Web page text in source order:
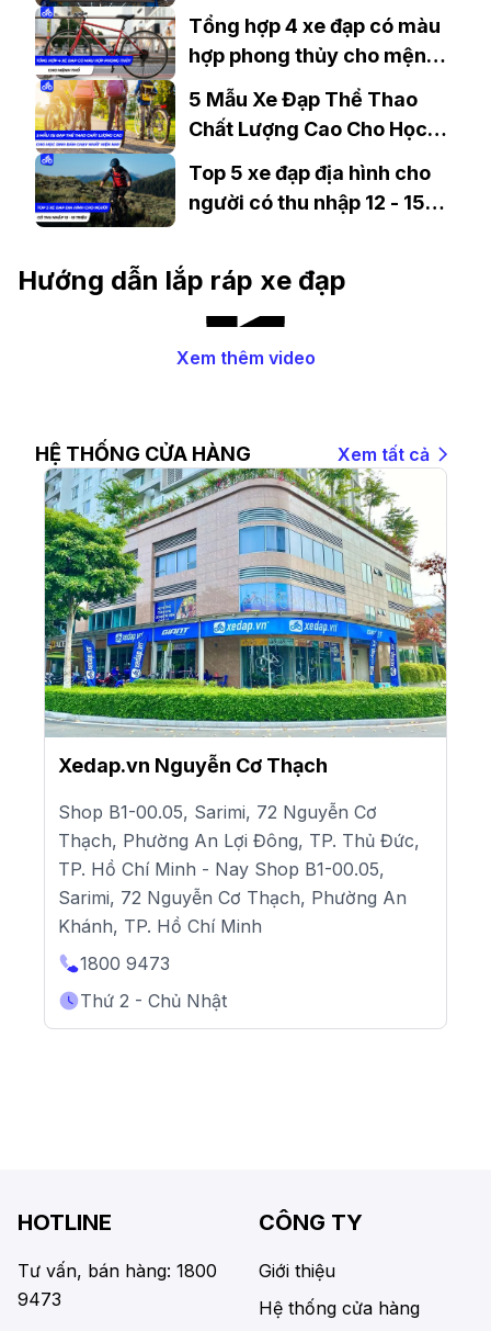
Khánh, Đồng Nai
Tổng hợp 4 xe đạp có màu
hợp phong thủy cho mệnh
5 Mẫu Xe Đạp Thể Thao
Chất Lượng Cao Cho Học
Nay
Top 5 xe đạp địa hình cho
người có thu nhập 12 - 15
Hướng dẫn lắp ráp xe đạp
Xem thêm video
HỆ THỐNG CỬA HÀNG Xem tất cả
Xedap.vn Nguyễn Cơ Thạch
Shop B1-00.05, Sarimi, 72 Nguyễn Cơ
Thạch, Phường An Lợi Đông, TP. Thủ Đức,
TP. Hồ Chí Minh - Nay Shop B1-00.05,
Sarimi, 72 Nguyễn Cơ Thạch, Phường An
Khánh, TP. Hồ Chí Minh
1800 9473
Thứ 2 - Chủ Nhật
HOTLINE
Tư vấn, bán hàng: 1800
9473
CÔNG TY
Giới thiệu
Hệ thống cửa hàng